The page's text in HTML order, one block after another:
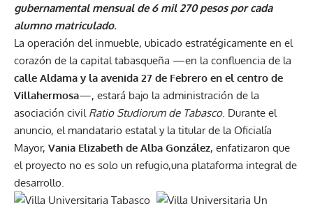
gubernamental mensual de 6 mil 270 pesos por cada
alumno matriculado.
La operación del inmueble, ubicado estratégicamente en el
corazón de la capital tabasqueña —en la confluencia de la
calle Aldama y la avenida 27 de Febrero en el centro de
Villahermosa—, estará bajo la administración de la
asociación civil Ratio Studiorum de Tabasco. Durante el
anuncio, el mandatario estatal y la titular de la Oficialía
Mayor, Vania Elizabeth de Alba González, enfatizaron que
el proyecto no es solo un refugio,una plataforma integral de
desarrollo.